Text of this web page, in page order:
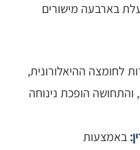
בארבעה מישורים
לחומצה ההיאלורונית,
הופכת נינוחה
באמצעות